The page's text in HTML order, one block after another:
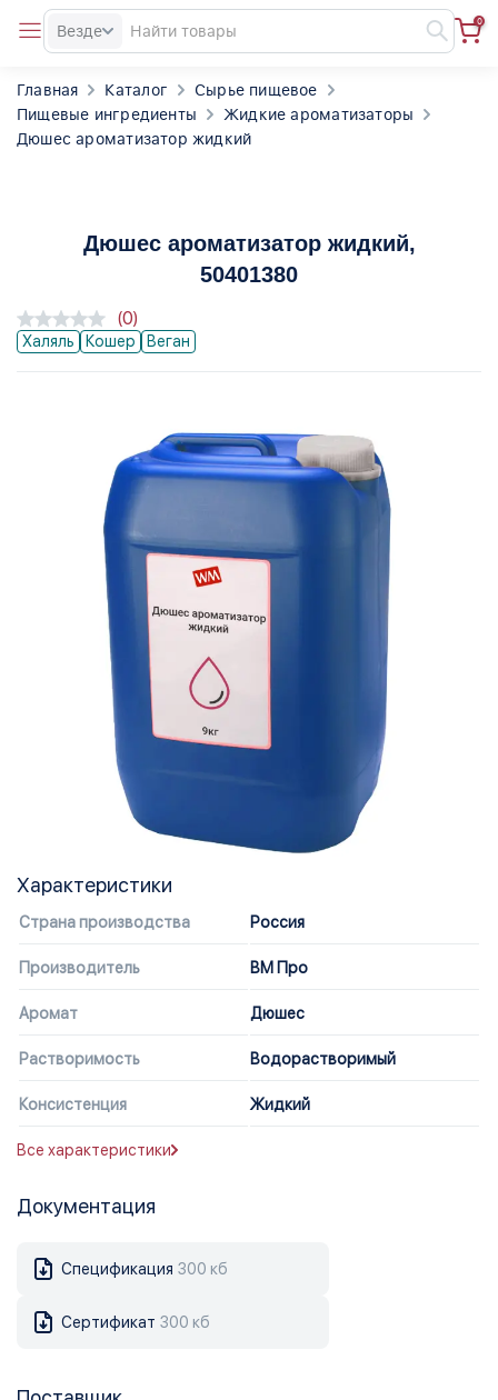
Везде
0
Главная Каталог
Сырье пищевое
Пищевые ингредиенты
Жидкие ароматизаторы
Дюшес ароматизатор жидкий
Дюшес ароматизатор жидкий,
50401380
Халяль Кошер Веган
(0)
Характеристики
Страна производства Россия
Производитель ВМ Про
Аромат Дюшес
Растворимость Водорастворимый
Консистенция Жидкий
Все характеристики
Документация
Спецификация 300 кб
Сертификат 300 кб